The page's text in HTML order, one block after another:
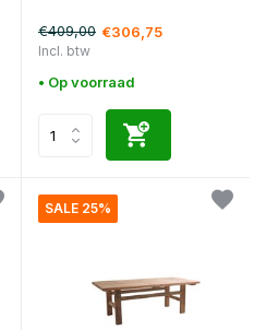
€409,00 €306,75
Incl. btw
• Op voorraad
SALE 25%